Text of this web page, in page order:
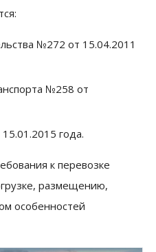
№272 от 15.04.2011
№258 от
года.
к перевозке
размещению,
особенностей